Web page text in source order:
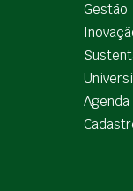
Gestão